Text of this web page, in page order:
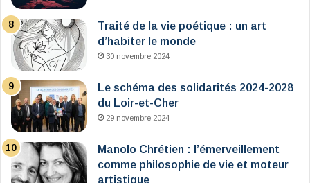
Traité de la vie poétique : un art
d’habiter le monde
30 novembre 2024
Le schéma des solidarités 2024-2028
du Loir-et-Cher
29 novembre 2024
Manolo Chrétien : l’émerveillement
comme philosophie de vie et moteur
artistique